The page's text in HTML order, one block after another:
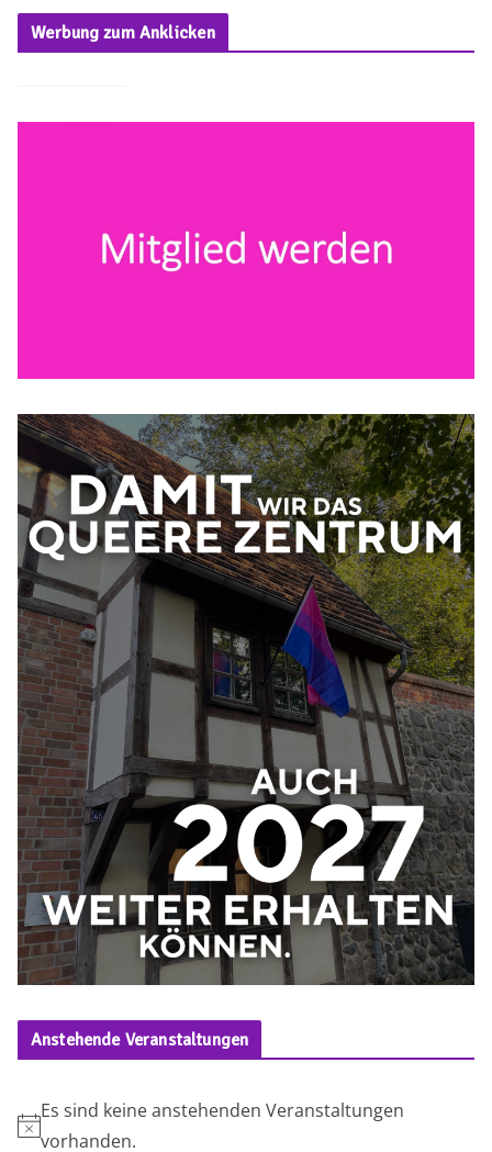
Werbung zum Anklicken
Anstehende Veranstaltungen
H
Es sind keine anstehenden Veranstaltungen
vorhanden.